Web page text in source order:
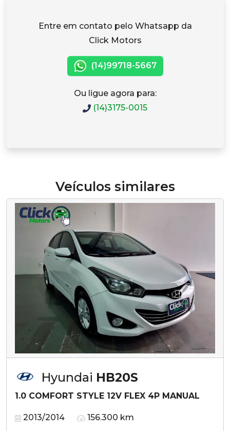
Entre em contato pelo Whatsapp da
Click Motors
(14)99718-5667
Ou ligue agora para:
(14)3175-0015
Veículos similares
Hyundai HB20S
1.0 COMFORT STYLE 12V FLEX 4P MANUAL
2013/2014 156.300 km